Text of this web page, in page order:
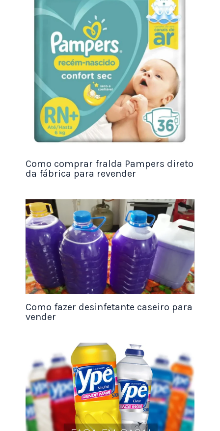
silicone
, não é necessário muito preparo,
mas se optar por recipientes plásticos, unte
levemente com óleo para facilitar o
desenforme.
Preenchimento:Despeje a mistura no
molde com cuidado e, se possível, dê leves
batidinhas para eliminar eventuais bolhas
de ar.
Tempo de Cura: O tempo de secagem pode
variar: em dias mais quentes, vasos
pequenos podem estar prontos para o
desenforme em 15 a 20 minutos; entretanto,
a cura completa pode demorar de 4 a 6
e do tamanho da peça.
Como comprar fralda Pampers direto
da fábrica para revender
Como fazer desinfetante caseiro para
vender